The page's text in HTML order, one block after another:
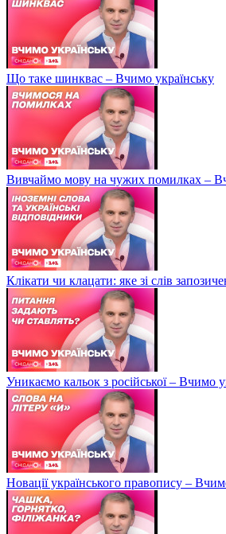
Що таке шинквас – Вчимо українську
Вивчаймо мову на чужих помилках –
Клікати чи клацати: яке зі слів
Уникаємо кальок з російської – Вчимо
Новації українського правопису –